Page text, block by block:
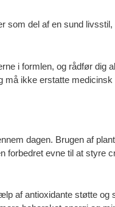
som del af en sund
i formlen, og rådfør dig
må ikke erstatte medicinsk
dagen. Brugen af
evne til at styre
af antioxidante støtte og